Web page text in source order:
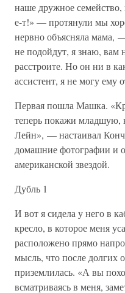
наше дружное
е-т!» — протянули мы
нервно объясняла мама,
не подойдут, я знаю, вам
расстроите. Но он ни в
ассистент, я не могу ему
Первая пошла Машка.
теперь покажи
Лейн», — настаивал
домашние фотографии и
американской звездой.
Дубль 1
И вот я сидела у него в
кресло, в которое меня
расположено прямо
мысль, что после долгих
приземлилась. «А вы
всматриваясь в меня,